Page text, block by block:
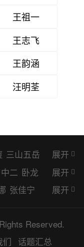
王祖一
王志飞
王韵涵
汪明荃
三山五岳
展开
中二 卧龙
CP BUG
BP 猎奇
对食 麻瓜
展开
张佳宁
孙俪 倪
李小冉
展开
Reserved.
们 话题汇总